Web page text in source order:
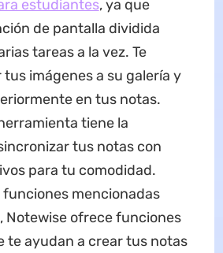
estudiantes, ya que
de pantalla dividida
tareas a la vez. Te
imágenes a su galería y
en tus notas.
tiene la
tus notas con
para tu comodidad.
funciones mencionadas
Notewise ofrece funciones
te ayudan a crear tus notas